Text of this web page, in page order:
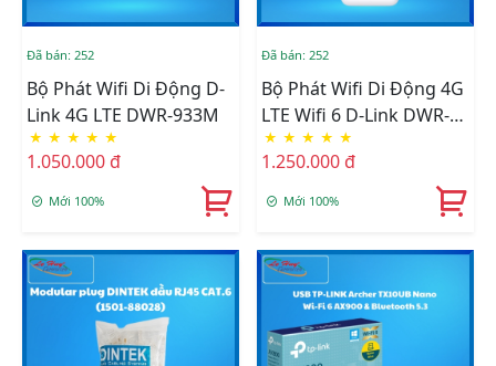
Đã bán: 252
Bộ Phát Wifi Di Động D-
Link 4G LTE DWR-933M
★ ★ ★ ★ ★
1.050.000 đ
Mới 100%
Đã bán: 252
Bộ Phát Wifi Di Động 4G
LTE Wifi 6 D-Link DWR-
940M
★ ★ ★ ★ ★
1.250.000 đ
Mới 100%